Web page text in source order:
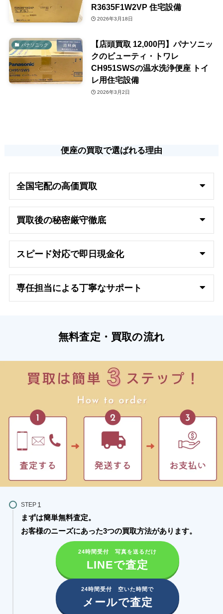
R3635F1W2VP 住宅設備
2026年3月18日
パナソニック
【店頭買取 12,000円】パナソニッ
クのビューティ・トワレ
CH951SWSの温水洗浄便座 トイ
レ用住宅設備
2026年3月2日
便座の買取で選ばれる理由
全国宅配の高価買取
買取後の秘密厳守徹底
スピード対応で即日 現金化
専任担当による丁寧なサポート
無料査定・買取の流れ
STEP
まずは簡単無料査定。
お客様のニーズにあった3つの買取方法があります。​
24時間受付 写真を送るだけ
LINEで査定
24時間受付 空いた時間で
メールで査定